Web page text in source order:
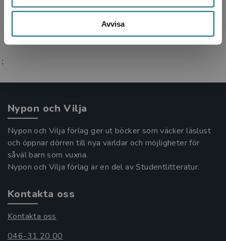
Avvisa
Jali Madi Susso
;
Nypon och Vilja
Nypon och Vilja förlag ger ut böcker som väcker läslust
och öppnar dörren till nya världar och möjligheter för
såväl barn som vuxna.
Nypon och Vilja förlag är en del av Studentlitteratur.
Kontakta oss
Kontakta oss
046-31 20 00